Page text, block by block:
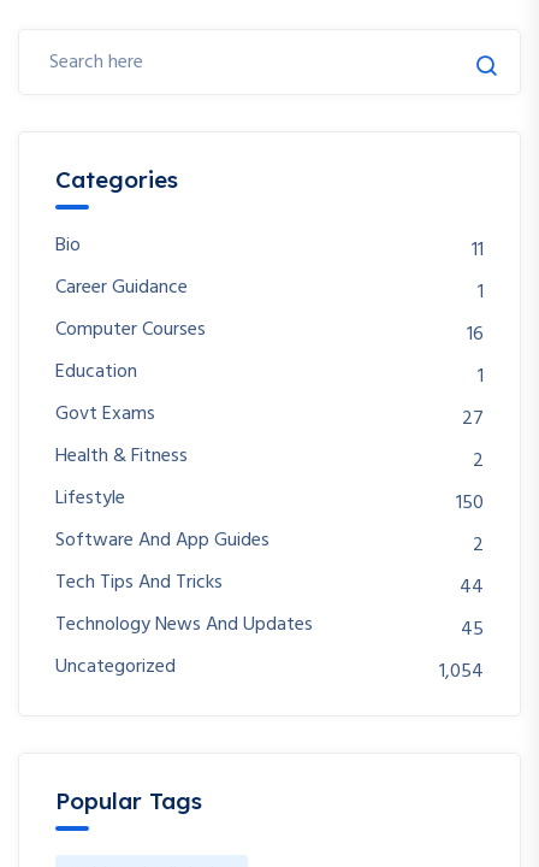
Categories
Bio
11
Career Guidance
1
Computer Courses
16
Education
1
Govt Exams
27
Health & Fitness
2
Lifestyle
150
Software And App Guides
2
Tech Tips And Tricks
44
Technology News And Updates
45
Uncategorized
1,054
Popular Tags